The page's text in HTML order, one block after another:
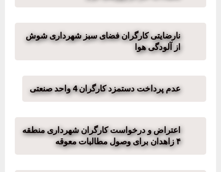
نارضایتی کارگران فضای سبز شهرداری شوش
از آلودگی هوا
عدم پرداخت دستمزد کارگران 4 واحد صنعتی
اعتراض و درخواست کارگران شهرداری منطقه
۴ زاهدان برای وصول مطالبات معوقه